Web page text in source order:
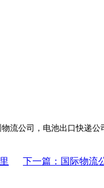
流公司，电池出口快递公
下一篇：国际物流